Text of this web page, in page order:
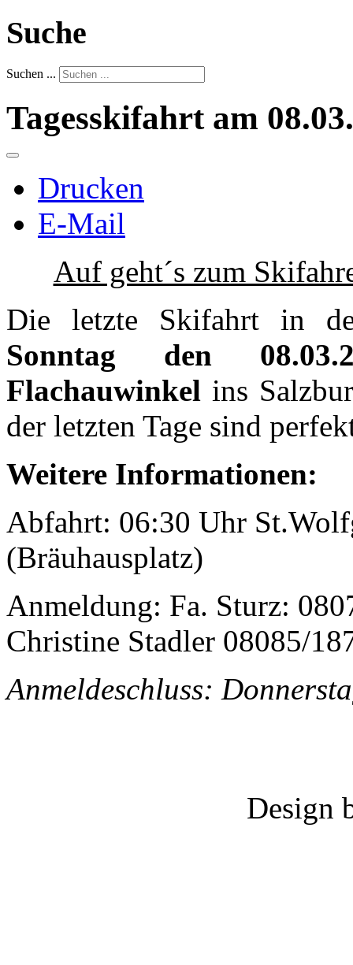
Suche
Suchen ...
Tagesskifahrt am
Drucken
E-Mail
Auf geht´s zum
Die letzte Skifahrt in
Sonntag den
Flachauwinkel ins
der letzten Tage sind
Weitere Informationen:
Abfahrt: 06:30 Uhr
(Bräuhausplatz)
Anmeldung: Fa. Sturz:
Christine Stadler 08085/
Anmeldeschluss:
Design